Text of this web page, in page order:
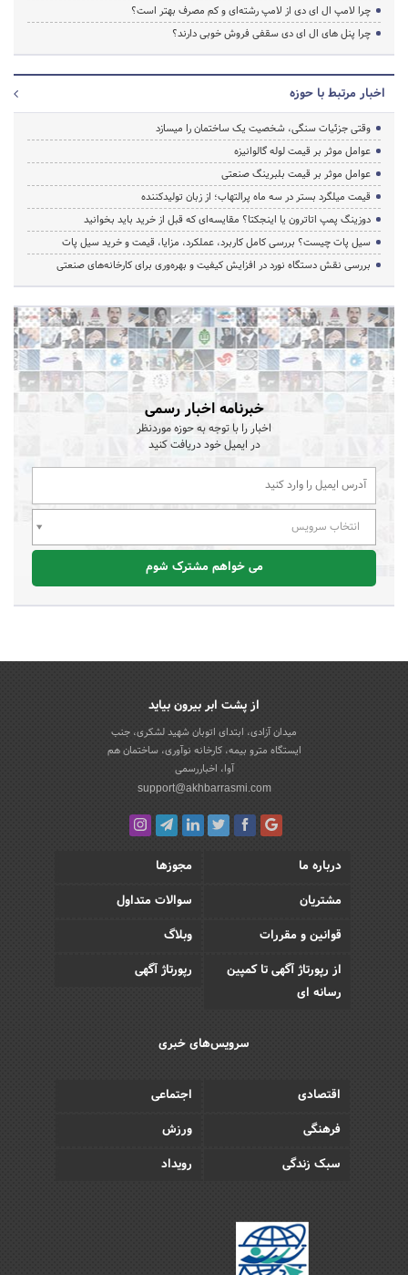
چرا لامپ ال ای دی از لامپ رشته‌ای و کم مصرف بهتر است؟
چرا پنل های ال ای دی سقفی فروش خوبی دارند؟
اخبار مرتبط با حوزه
وقتی جزئیات سنگی، شخصیت یک ساختمان را میسازد
عوامل موثر بر قیمت لوله گالوانیزه
عوامل موثر بر قیمت بلبرینگ صنعتی
قیمت میلگرد بستر در سه ماه پرالتهاب؛ از زبان تولیدکننده
دوزینگ پمپ اتاترون یا اینجکتا؟ مقایسه‌ای که قبل از خرید باید بخوانید
سیل پات چیست؟ بررسی کامل کاربرد، عملکرد، مزایا، قیمت و خرید سیل پات
بررسی نقش دستگاه نورد در افزایش کیفیت و بهره‌وری برای کارخانه‌های صنعتی
خبرنامه اخبار رسمی
اخبار را با توجه به حوزه موردنظر
در ایمیل خود دریافت کنید
انتخاب سرویس
می خواهم مشترک شوم
از پشت ابر بیرون بیاید
میدان آزادی، ابتدای اتوبان شهید لشکری، جنب
ایستگاه مترو بیمه، کارخانه نوآوری، ساختمان هم
آوا، اخباررسمی
support@akhbarrasmi.com
درباره ما
مجوزها
مشتریان
سوالات متداول
قوانین و مقررات
وبلاگ
از رپورتاژ آگهی تا کمپین
رسانه ای
رپورتاژ آگهی
سرویس‌های خبری
اقتصادی
اجتماعی
فرهنگی
ورزش
سبک زندگی
رویداد